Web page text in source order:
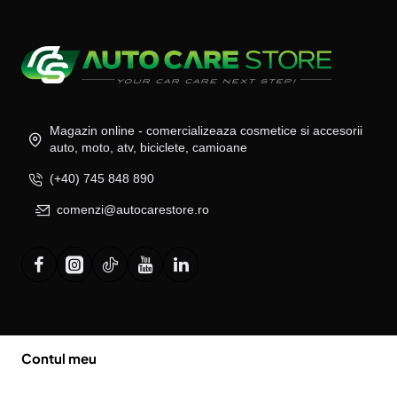
Magazin online - comercializeaza cosmetice si accesorii
auto, moto, atv, biciclete, camioane
(+40) 745 848 890
comenzi@autocarestore.ro
Contul meu